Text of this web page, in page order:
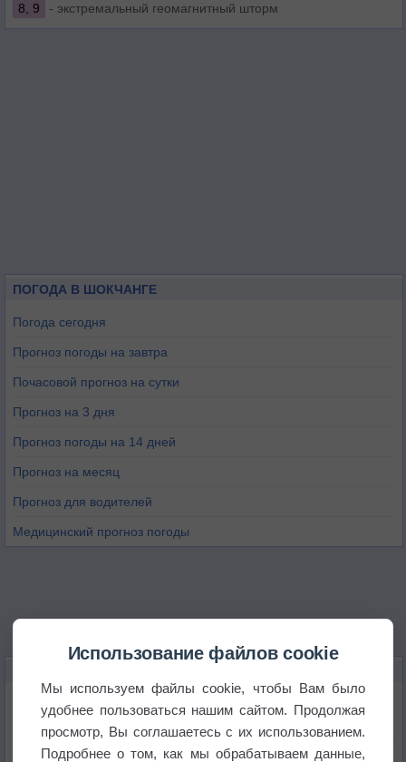
8, 9
- экстремальный геомагнитный шторм
ПОГОДА В ШОКЧАНГЕ
Погода сегодня
Прогноз погоды на завтра
Почасовой прогноз на сутки
Прогноз на 3 дня
Прогноз погоды на 14 дней
Прогноз на месяц
Прогноз для водителей
Медицинский прогноз погоды
Погода в Екатеринбурге 6 августа
Погода в Краснодаре 6 августа
Использование файлов cookie
Мы используем файлы cookie, чтобы Вам было
удобнее пользоваться нашим сайтом. Продолжая
просмотр, Вы соглашаетесь с их использованием.
Подробнее о том, как мы обрабатываем данные,